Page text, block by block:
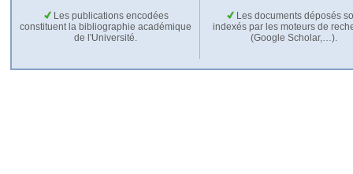
Les publications encodées
constituent la bibliographie académique
de l'Université.
Les documents déposés
indexés par les moteurs de
(Google Scholar,…).